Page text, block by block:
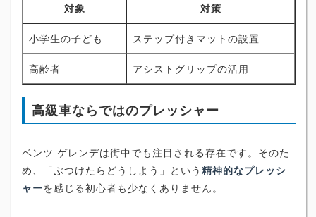
対象 対策
小学生の子ども ステップ付きマットの設置
高齢者 アシストグリップの活用
高級車ならではのプレッシャー
ベンツ ゲレンデは街中でも注目される存在です。そのた
め、「ぶつけたらどうしよう」という 精神的なプレッシ
ャーを感じる初心者も少なくありません。